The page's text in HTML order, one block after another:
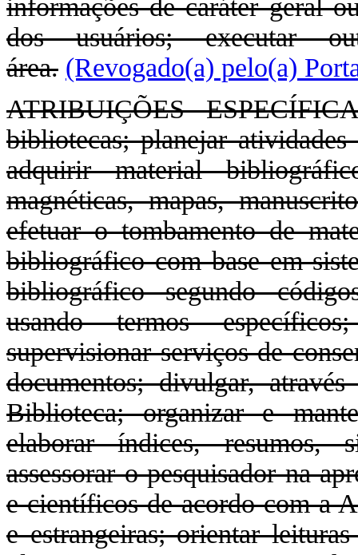
informações de caráter geral
dos usuários; executar
área. (Revogado(a) pelo(a)
ATRIBUIÇÕES
bibliotecas; planejar
adquirir material
magnéticas, mapas,
efetuar o tombamento de
bibliográfico com base em
bibliográfico segundo
usando termos
supervisionar serviços de
documentos; divulgar,
Biblioteca; organizar e
elaborar índices, resumos,
assessorar o pesquisador na
e científicos de acordo com a
e estrangeiras; orientar